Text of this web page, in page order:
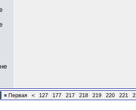
« Первая < 127 177 217 218 219 220 221